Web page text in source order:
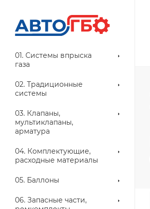
01. Системы впрыска
газа
02. Традиционные
системы
03. Клапаны,
мультиклапаны,
арматура
04. Комплектующие,
расходные материалы
05. Баллоны
06. Запасные части,